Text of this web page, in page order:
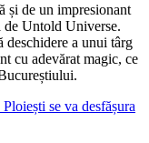
și de un impresionant
Untold Universe.
deschidere a unui târg
cu adevărat magic, ce
se va desfășura